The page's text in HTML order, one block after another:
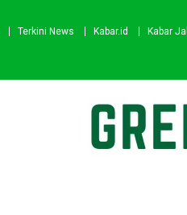
Terkini News Kabar.id Kabar